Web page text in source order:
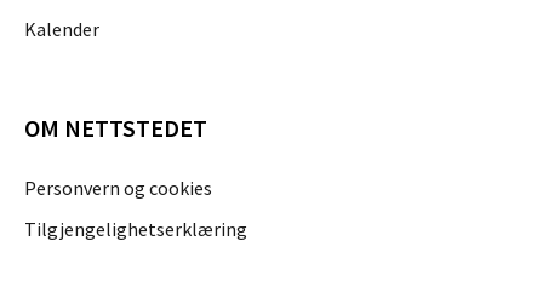
Kalender
OM NETTSTEDET
Personvern og cookies
Tilgjengelighetserklæring